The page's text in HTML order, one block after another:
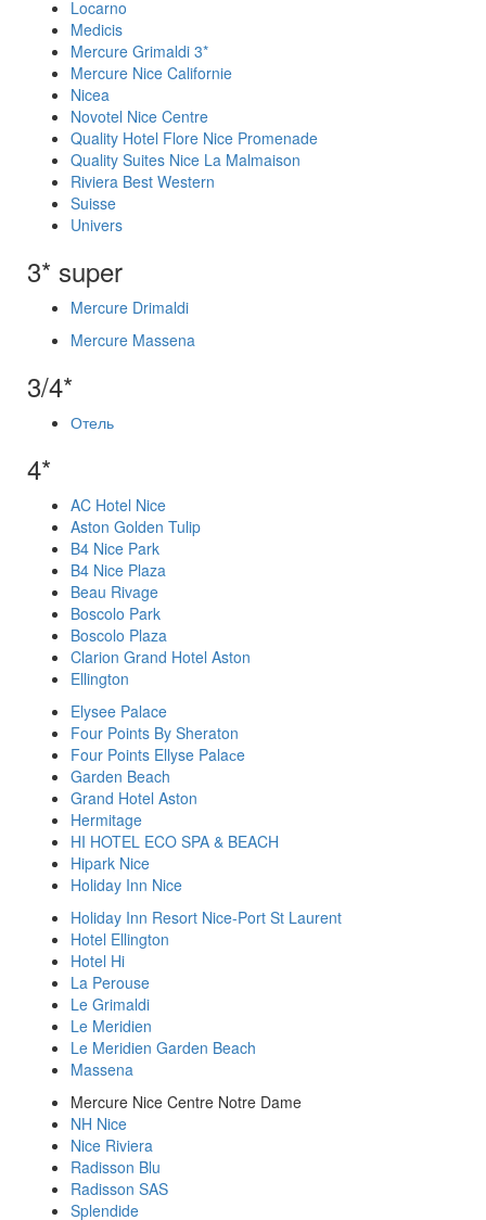
Locarno
Medicis
Mercure Grimaldi 3*
Mercure Nice Californie
Nicea
Novotel Nice Centre
Quality Hotel Flore Nice Promenade
Quality Suites Nice La Malmaison
Riviera Best Western
Suisse
Univers
3* super
Mercure Drimaldi
Mercure Massena
3/4*
Отель
4*
AC Hotel Nice
Aston Golden Tulip
B4 Nice Park
B4 Nice Plaza
Beau Rivage
Boscolo Park
Boscolo Plaza
Clarion Grand Hotel Aston
Ellington
Elysee Palace
Four Points By Sheraton
Four Points Ellyse Palaсe
Garden Beach
Grand Hotel Aston
Hermitage
HI HOTEL ECO SPA & BEACH
Hipark Nice
Holiday Inn Nice
Holiday Inn Resort Nice-Port St Laurent
Hotel Ellington
Hotel Hi
La Perouse
Le Grimaldi
Le Meridien
Le Meridien Garden Beach
Massena
Mercure Nice Centre Notre Dame
NH Nice
Nice Riviera
Radisson Blu
Radisson SAS
Splendide